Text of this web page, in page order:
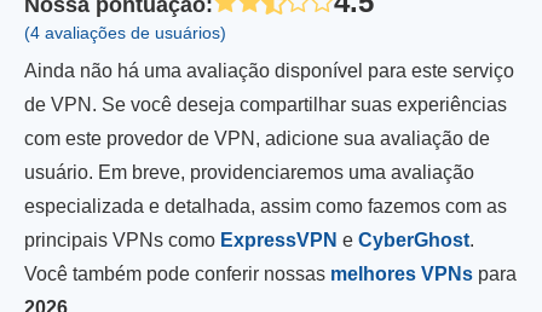
(4 avaliações de usuários)
Ainda não há uma avaliação disponível para este serviço
de VPN. Se você deseja compartilhar suas experiências
com este provedor de VPN, adicione sua avaliação de
usuário. Em breve, providenciaremos uma avaliação
especializada e detalhada, assim como fazemos com as
principais VPNs como ExpressVPN e CyberGhost.
Você também pode conferir nossas melhores VPNs para
2026